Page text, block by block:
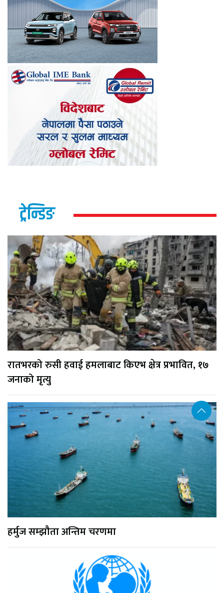
ट्रेन्डिङ
रातभरको रुसी हवाई हमलाबाट किएभ क्षेत्र प्रभावित, १७
जनाको मृत्यु
हर्मुज सम्झौता अन्तिम चरणमा